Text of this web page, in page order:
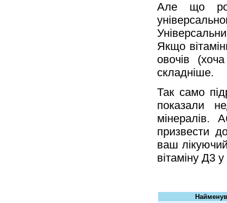
Але що
Якщо
овочів
складніше.
Так само
показали
мінералів.
призвести
ваш
вітаміну Д3